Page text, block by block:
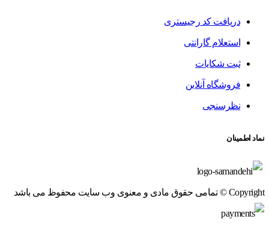
دریافت کد رجیستری
استعلام گارانتی
ثبت شکایات
فروشگاه آنلاین
نظرسنجی
نماد اطمینان
Copyright © تمامی حقوق مادی و معنوی وب سایت محفوظ می باشد